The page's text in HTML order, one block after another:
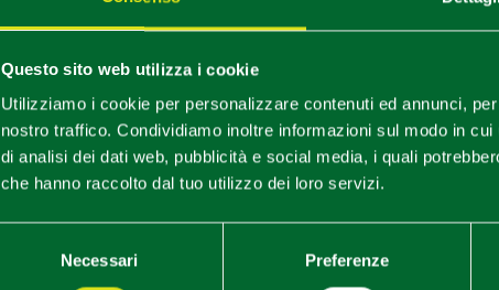
Questo sito web utilizza i cookie
Utilizziamo i cookie per personalizzare contenuti ed annunci,
nostro traffico. Condividiamo inoltre informazioni sul modo in
di analisi dei dati web, pubblicità e social media, i quali
che hanno raccolto dal tuo utilizzo dei loro servizi.
Necessari Preferenze